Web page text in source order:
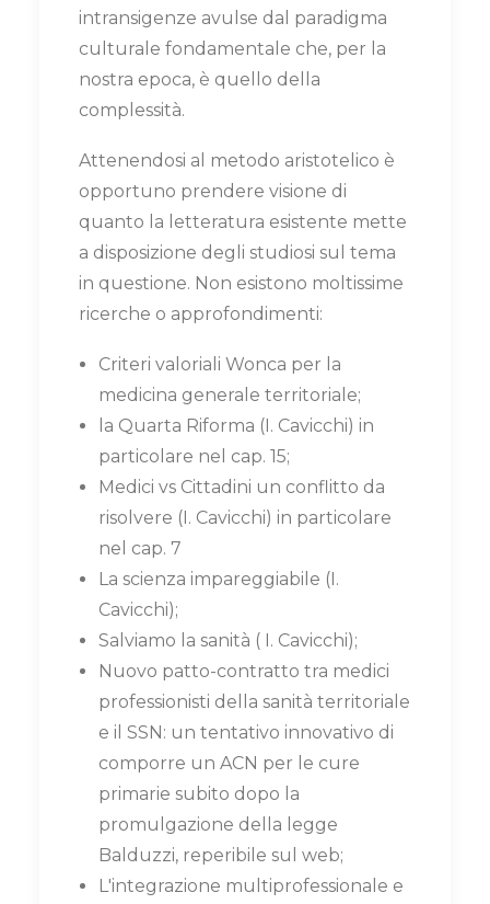
intransigenze avulse dal paradigma
culturale fondamentale che, per la
nostra epoca, è quello della
complessità.
Attenendosi al metodo aristotelico è
opportuno prendere visione di
quanto la letteratura esistente mette
a disposizione degli studiosi sul tema
in questione. Non esistono moltissime
ricerche o approfondimenti:
Criteri valoriali Wonca per la
medicina generale territoriale;
la Quarta Riforma (I. Cavicchi) in
particolare nel cap. 15;
Medici vs Cittadini un conflitto da
risolvere (I. Cavicchi) in particolare
nel cap. 7
La scienza impareggiabile (I.
Cavicchi);
Salviamo la sanità ( I. Cavicchi);
Nuovo patto-contratto tra medici
professionisti della sanità territoriale
e il SSN: un tentativo innovativo di
comporre un ACN per le cure
primarie subito dopo la
promulgazione della legge
Balduzzi, reperibile sul web;
L'integrazione multiprofessionale e